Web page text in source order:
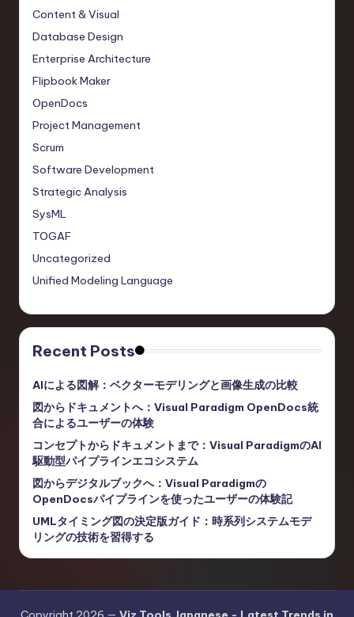
Content & Visual
Database Design
Enterprise Architecture
Flipbook Maker
OpenDocs
Project Management
Scrum
Software Development
Strategic Analysis
SysML
TOGAF
Uncategorized
Unified Modeling Language
Recent Posts
AIによる図解：ベクターモデリングと画像生成の比較
図からドキュメントへ：Visual Paradigm OpenDocs統
合によるユーザーの体験
コンセプトからドキュメントまで：Visual ParadigmのAI
駆動型パイプラインエコシステム
図からデジタルブックへ：Visual Paradigmの
OpenDocsパイプラインを使ったユーザーの体験記
UMLタイミング図の決定版ガイド：時系列システムモデ
リングの技術を習得する